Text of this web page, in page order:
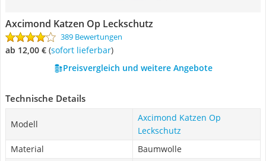
Axcimond Katzen Op Leckschutz
389 Bewertungen
ab 12,00 € ( Sofort lieferbar)
Preisvergleich und weitere Angebote
Technische Details
Modell
Axcimond Katzen Op
Leckschutz
Material
Baumwolle